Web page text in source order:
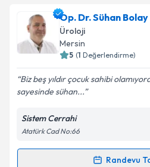
kapsamda işlenmesini
Uzm. Dr. Mehmet Emin
talebi oluşturun. Size bu
için bir takvim
bilgilendireceğiz.
E-posta Adresiniz
Kişisel verilerimin
Metni'ni okudum ve
kapsamda işlenmesini
Op. Dr. Sühan Bolay
Üroloji
Mersin
5 (1 Değerlendirme)
Biz beş yıldır çocuk sahibi
sayesinde sühan...
Sistem Cerrahi
Atatürk Cad No:66
Randevu